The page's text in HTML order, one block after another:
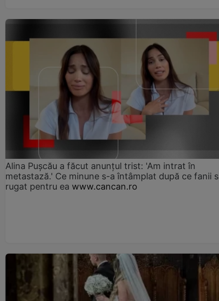
Alina Pușcău a făcut anunțul trist: 'Am intrat în
metastază.' Ce minune s-a întâmplat după ce fanii
rugat pentru ea www.cancan.ro